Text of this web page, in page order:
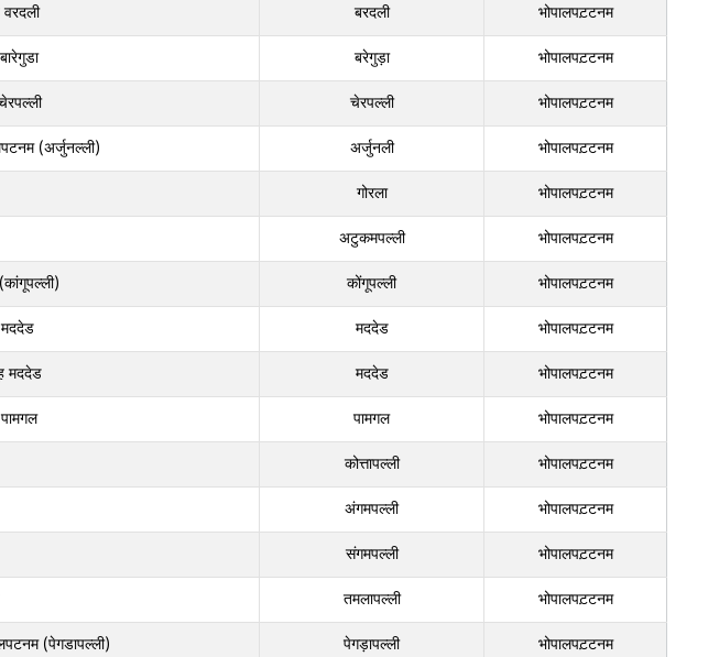
वरदली बरदली
भोपालपट़टनम
बरेगुड़ा
भोपालपट़टनम
चेरपल्ली
भोपालपट़टनम
(अर्जुनल्‍ली) अर्जुनली
भोपालपट़टनम
गोरला
भोपालपट़टनम
अटुकमपल्ली
भोपालपट़टनम
कोंगूपल्ली
भोपालपट़टनम
मददेड मददेड
भोपालपट़टनम
मददेड मददेड
भोपालपट़टनम
पामगल
भोपालपट़टनम
कोत्तापल्ली
भोपालपट़टनम
अंगमपल्ली
भोपालपट़टनम
संगमपल्ली
भोपालपट़टनम
तमलापल्ली
भोपालपट़टनम
(पेगडापल्‍ली) पेगड़ापल्ली भोपालपट़टनम